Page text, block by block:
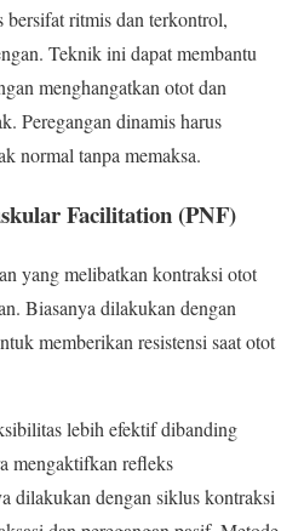
bersifat ritmis dan terkontrol,
Teknik ini dapat membantu
menghangatkan otot dan
Peregangan dinamis harus
normal tanpa memaksa.
Facilitation (PNF)
yang melibatkan kontraksi otot
Biasanya dilakukan dengan
memberikan resistensi saat otot
lebih efektif dibanding
mengaktifkan refleks
dilakukan dengan siklus kontraksi